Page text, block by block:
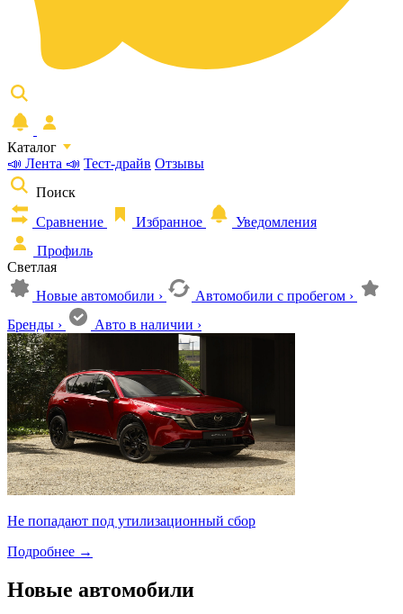
Каталог
📣 Лента 📣 Тест-драйв Отзывы
Поиск
Сравнение
Избранное
Уведомления
Профиль
Светлая
Новые автомобили › Автомобили с пробегом ›
Бренды › Авто в наличии ›
Не попадают под утилизационный сбор
Подробнее →
Новые автомобили